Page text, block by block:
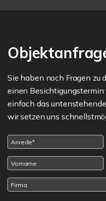
Sie haben noch Fragen zu
einen
einfach das
wir setzen uns